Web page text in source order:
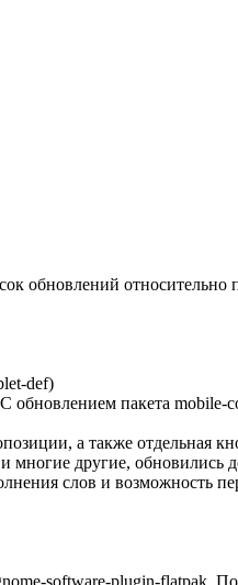
обновлений относительно
def)
обновлением пакета mobile-
а также отдельная
другие, обновились
слов и возможность